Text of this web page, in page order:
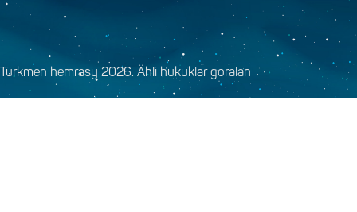
Türkmen hemrasy 2026. Ähli hukuklar goralan